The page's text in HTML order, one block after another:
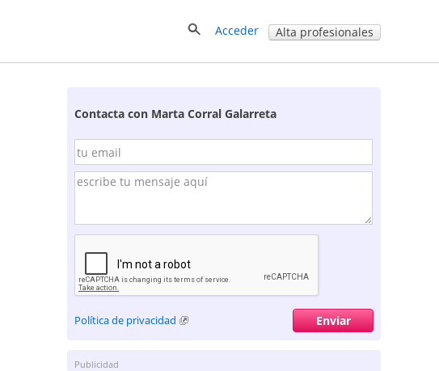
Acceder Alta profesionales
Contacta con Marta Corral Galarreta
Política de privacidad
Publicidad